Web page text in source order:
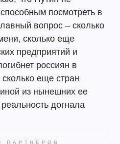
посмотреть в
вопрос – сколько
сколько еще
предприятий и
россиян в
еще стран
из нынешних ее
догнала